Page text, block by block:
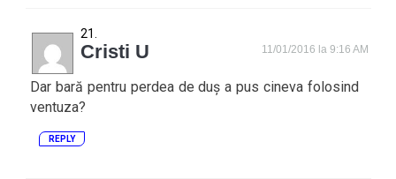
Cristi U 11/01/2016 la 9:16 AM
Dar bară pentru perdea de duș a pus cineva folosind
ventuza?
REPLY